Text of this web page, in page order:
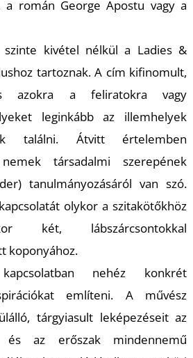
a román George Apostu vagy a
kivétel nélkül a Ladies &
tartoznak. A cím kifinomult,
azokra a feliratokra vagy
leginkább az illemhelyek
találni. Átvitt értelemben
társadalmi szerepének
tanulmányozásáról van szó.
olykor a szitakötőkhöz
két, lábszárcsontokkal
koponyához.
nehéz konkrét
említeni. A művész
tárgyiasult leképezéseit az
és az erőszak mindennemű